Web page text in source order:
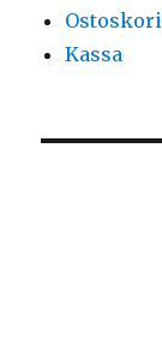
Ostoskori
Kassa